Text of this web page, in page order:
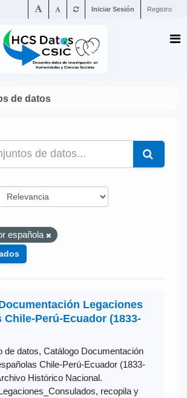
Iniciar Sesión Registro
de datos
española
Legaciones
Chile-Perú-Ecuador (1833-
de datos, Catálogo Documentación
Chile-Perú-Ecuador (1833-
Histórico Nacional.
recopila y